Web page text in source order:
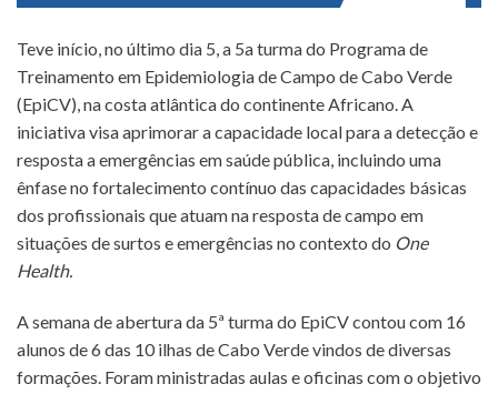
Teve início, no último dia 5, a 5a turma do Programa de
Treinamento em Epidemiologia de Campo de Cabo Verde
(EpiCV), na costa atlântica do continente Africano. A
iniciativa visa aprimorar a capacidade local para a detecção e
resposta a emergências em saúde pública, incluindo uma
ênfase no fortalecimento contínuo das capacidades básicas
dos profissionais que atuam na resposta de campo em
situações de surtos e emergências no contexto do One
Health.
A semana de abertura da 5ª turma do EpiCV contou com 16
alunos de 6 das 10 ilhas de Cabo Verde vindos de diversas
formações. Foram ministradas aulas e oficinas com o objetivo